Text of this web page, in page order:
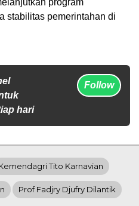
stabilitas pemerintahan di
hari
Follow
Tito Karnavian
Prof Fadjry Djufry Dilantik